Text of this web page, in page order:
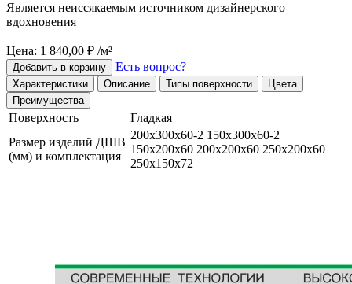
Является неиссякаемым источником дизайнерского
вдохновения
Цена: 1 840,00 ₽ /м²
Добавить в корзину Есть вопрос?
Характеристики Описание Типы поверхности
Цвета
Преимущества
Поверхность
Гладкая
Размер изделий ДШВ
(мм) и комплектация
200х300х60-2 150х300х60-2
150х200х60 200х200х60 250х200х60
250х150х72